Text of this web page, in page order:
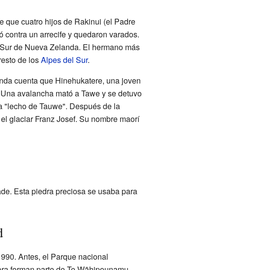
que cuatro hijos de Rakinui (el Padre
un arrecife y quedaron varados.
de Nueva Zelanda. El hermano más
de losAlpes del Sur.
cuenta que Hinehukatere, una joven
avalancha mató a Tawe y se detuvo
"lecho de Tauwe". Después de la
glaciar Franz Josef. Su nombre maorí
Esta piedra preciosa se usaba para
Antes, el Parque nacional